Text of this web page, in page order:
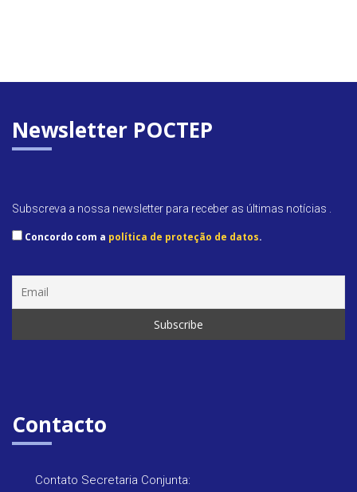
Newsletter POCTEP
Subscreva a nossa newsletter para receber as últimas notícias .
Concordo com a política de proteção de datos.
Contacto
Contato Secretaria Conjunta: